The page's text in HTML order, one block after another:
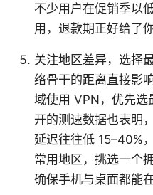
不少用户在促销季以
用，退款期正好给了
关注地区差异，选择
络骨干的距离直接影
域使用 VPN，优先选
开的测速数据也表明
延迟往往低 15–40%
常用地区，挑选一个
确保手机与桌面都能